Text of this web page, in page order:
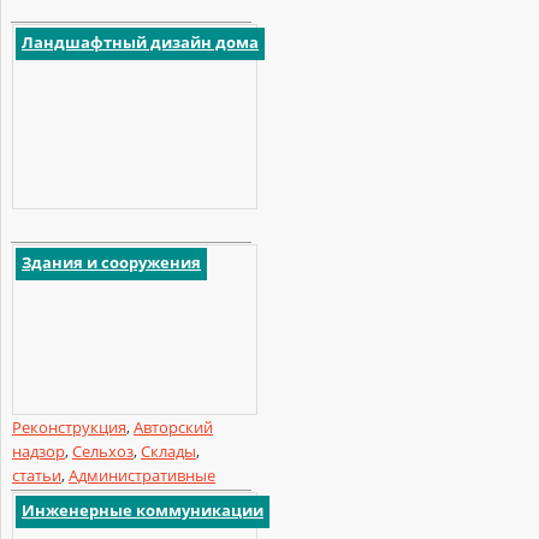
Ландшафтный дизайн дома
Здания и сооружения
Реконструкция,Авторский
надзор,Сельхоз,Склады,
статьи,Административные
Инженерные коммуникации